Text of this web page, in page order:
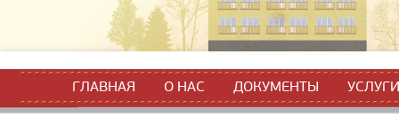
ГЛАВНАЯ О НАС ДОКУМЕНТЫ УСЛУГИ